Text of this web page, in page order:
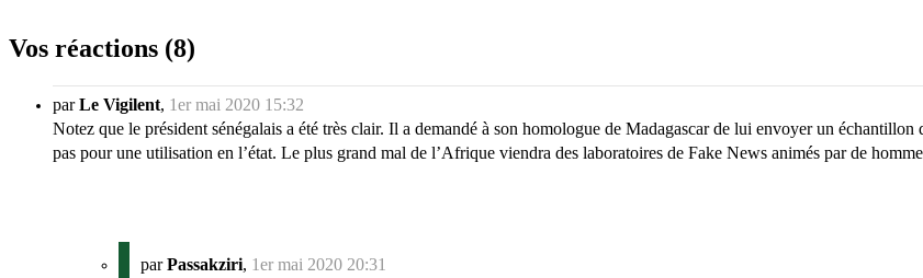
Vos réactions (8)
parLe Vigilent, 1er mai 2020 15:32
Notez que le président sénégalais a été très clair. Il a demandé à son homologue de Madagascar de lui envoyer un
pas pour une utilisation en l’état. Le plus grand mal de l’Afrique viendra des laboratoires de Fake News animés par de
parPassakziri, 1er mai 2020 20:31